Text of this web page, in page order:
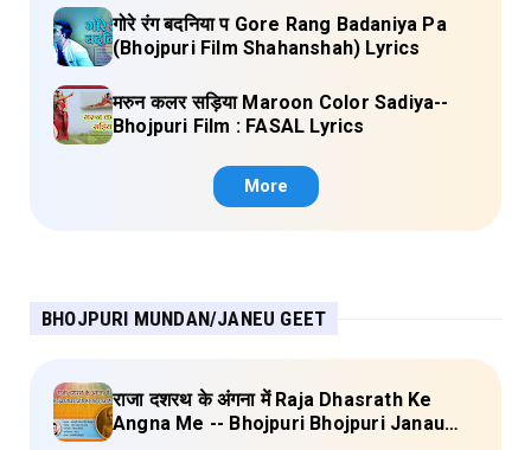
गोरे रंग बदनिया प Gore Rang Badaniya Pa
(Bhojpuri Film Shahanshah) Lyrics
मरुन कलर सड़िया Maroon Color Sadiya--
Bhojpuri Film : FASAL Lyrics
More
BHOJPURI MUNDAN/JANEU GEET
राजा दशरथ के अंगना में Raja Dhasrath Ke
Angna Me -- Bhojpuri Bhojpuri Janau